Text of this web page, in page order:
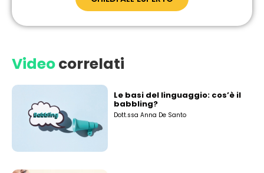
Videocorrelati
Le basi del linguaggio: cos’è il
babbling?
Dott.ssa Anna De Santo